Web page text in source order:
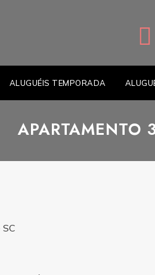
ALUGUÉIS TEMPORADA
APARTAMENTO